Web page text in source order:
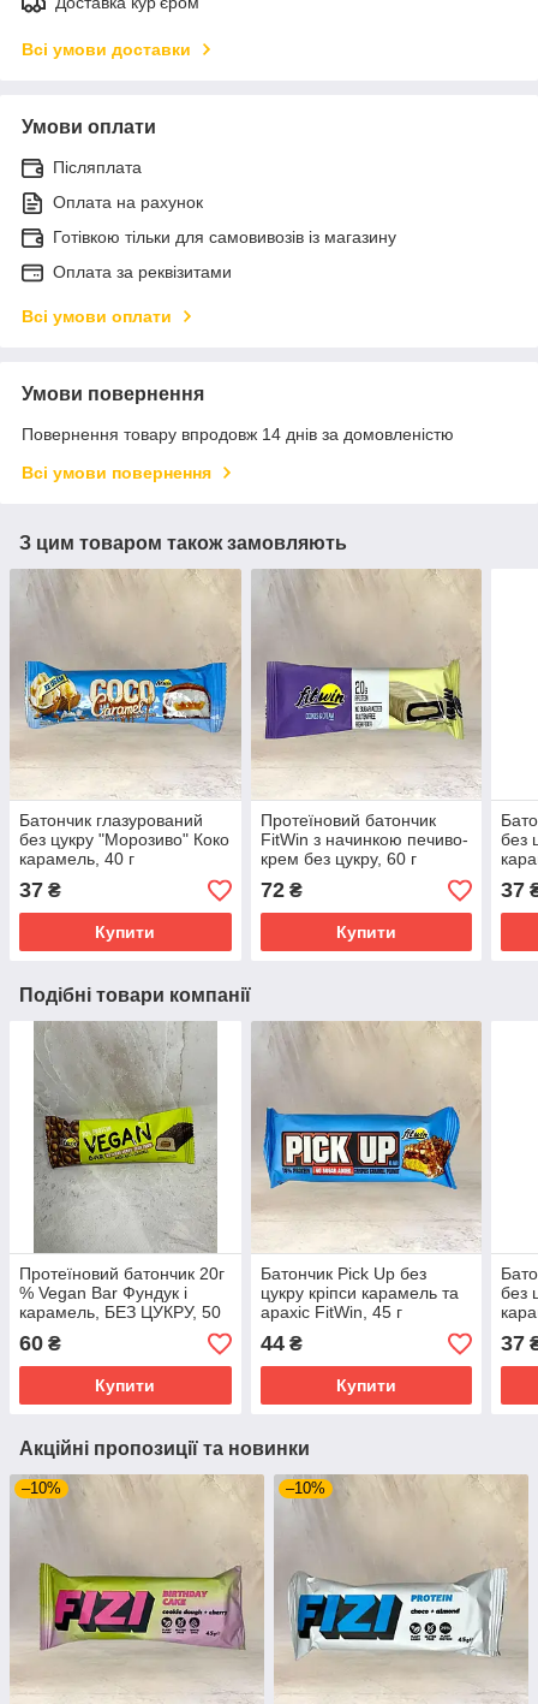
Всі умови доставки
Умови оплати
Післяплата
Оплата на рахунок
Готівкою тільки для самовивозів із магазину
Оплата за реквізитами
Всі умови оплати
Умови повернення
Повернення товару впродовж 14 днів за домовленістю
Всі умови повернення
З цим товаром також замовляють
Батончик глазурований
без цукру "Морозиво" Коко
карамель, 40 г
37 ₴
Купити
Протеїновий батончик
FitWin з начинкою печиво-
крем без цукру, 60 г
72₴
Купити
без
37
Подібні товари компанії
Протеїновий батончик 20г
% Vegan Bar Фундук і
карамель, БЕЗ ЦУКРУ, 50
60 ₴
Купити
Батончик Pick Up без
цукру кріпси карамель та
арахіс FitWin, 45 г
44₴
Купити
без
37
Акційні пропозиції та новинки
–10% –10%